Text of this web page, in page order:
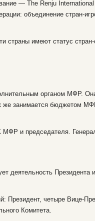
— The Renju
объединение стран-
имеют статус
органом МФР.
занимается бюджетом
и председателя.
деятельность
четыре Вице-
Комитета.